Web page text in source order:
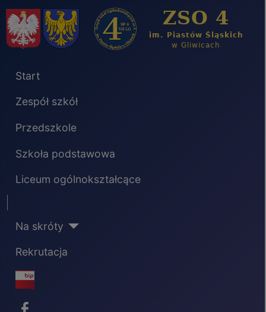
Start
Zespół szkół
Przedszkole
Szkoła podstawowa
Liceum ogólnokształcące
Na skróty
Rekrutacja
BIP - ikona